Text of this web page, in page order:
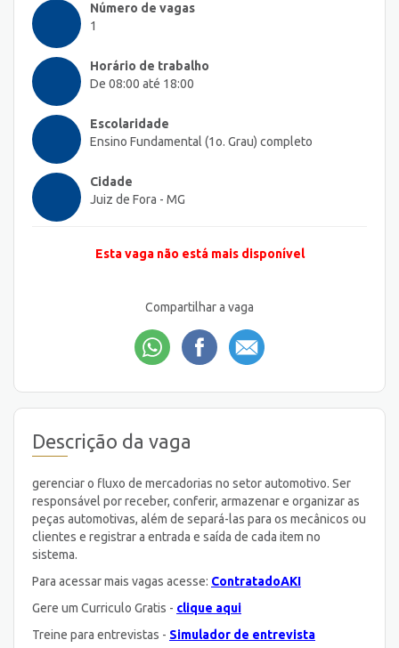
Número de vagas
1
Horário de trabalho
De 08:00 até 18:00
Escolaridade
Ensino Fundamental (1o. Grau) completo
Cidade
Juiz de Fora - MG
Esta vaga não está mais disponível
Compartilhar a vaga
Descrição da vaga
gerenciar o fluxo de mercadorias no setor automotivo. Ser
responsável por receber, conferir, armazenar e organizar as
peças automotivas, além de separá-las para os mecânicos ou
clientes e registrar a entrada e saída de cada item no
sistema.
Para acessar mais vagas acesse: ContratadoAKI
Gere um Curriculo Gratis - clique aqui
Treine para entrevistas - Simulador de entrevista